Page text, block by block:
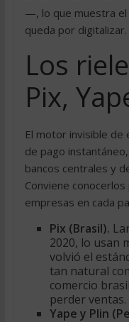
—, lo que muestra el
queda por digitalizar.
Los
Pix,
El motor invisible de
de pago
bancos centrales y
Conviene
empresas en cada
Pix (Brasil).
2020, lo usan
volvió el
tan natural
comercio
perder ventas.
Yape y Plin